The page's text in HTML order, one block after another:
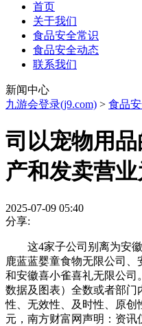
首页
关于我们
食品安全常识
食品安全动态
联系我们
新闻中心
九游会登录(j9.com) > 食品
司以宠物用
产和发卖营
2025-07-09 05:40
分享:
这4家子公司别离为安徽
鹿蓝蓝婴童食物无限公司、
和安徽喜小雀喜礼无限公司
数据及图表）全数或者部
性、无效性、及时性、原创
元，南方财富网声明：资